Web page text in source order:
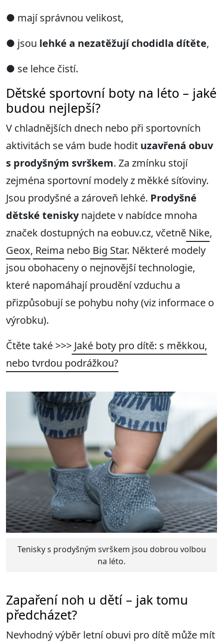
● mají správnou velikost,
● jsou lehké a nezatěžují chodidla dítěte,
● se lehce čistí.
Dětské sportovní boty na léto – jaké
budou nejlepší?
V chladnějších dnech nebo při sportovních
aktivitách se vám bude hodit uzavřená obuv
s prodyšným svrškem. Za zmínku stojí
zejména sportovní modely z měkké síťoviny.
Jsou prodyšné a zároveň lehké. Prodyšné
dětské teniskynajdete v nabídce mnoha
značek dostupných na eobuv.cz, včetně Nike,
Geox, Reima nebo Big Star. Některé modely
jsou obohaceny o nejnovější technologie,
které napomáhají proudění vzduchu a
přizpůsobují se pohybu nohy (viz informace o
výrobku).
Čtěte také >>> Jaké boty pro dítě: s měkkou,
nebo tvrdou podrážkou?
Tenisky s prodyšným svrškem jsou dobrou volbou
na léto.
Zapaření noh u dětí – jak tomu
předcházet?
Nevhodný výběr letní obuvi pro dítě může mít